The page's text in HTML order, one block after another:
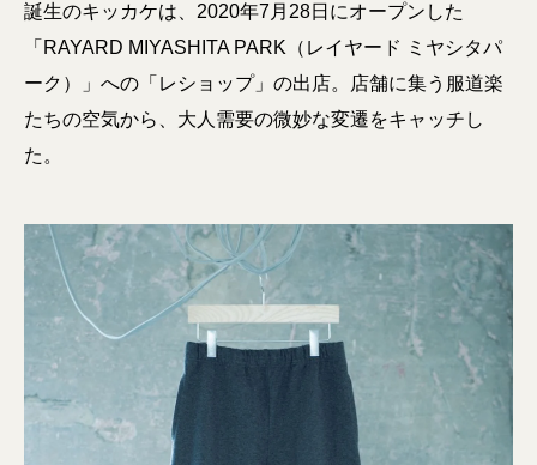
誕生のキッカケは、2020年7月28日にオープンした
「RAYARD MIYASHITA PARK（レイヤード ミヤシタパ
ーク）」への「レショップ」の出店。店舗に集う服道楽
たちの空気から、大人需要の微妙な変遷をキャッチし
た。